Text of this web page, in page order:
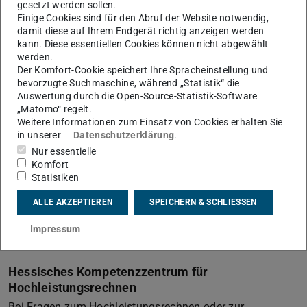
Universität Kassel
Ulrike Winzig, ulrike.winzig@uni…
Philipps-Universität Marburg
Thomas Gebhardt,
gebhardt@hrz…
Manuel Haim,
haim@hrz…
Hochschule Darmstadt h_da
unbesetzt
Bitte wenden Sie sich mit einer
von Ihrer professionellen Mailadresse aus
Hochschule Fulda
Thomas Opfer,
thomas.opfer@rz…
Ralf Lohmann
Hessisches Kompetenzzentrum für
Hochleistungsrechnen
gesetzt werden sollen.
Einige Cookies sind für den Abruf der Website notwendig,
damit diese auf Ihrem Endgerät richtig anzeigen werden
kann. Diese essentiellen Cookies können nicht abgewählt
werden.
Der Komfort-Cookie speichert Ihre Spracheinstellung und
bevorzugte Suchmaschine, während „Statistik“ die
Auswertung durch die Open-Source-Statistik-Software
„Matomo“ regelt.
Weitere Informationen zum Einsatz von Cookies erhalten Sie
in unserer
Datenschutzerklärung.
Nur essentielle
Komfort
Statistiken
ALLE AKZEPTIEREN SPEICHERN & SCHLIESSEN
Impressum